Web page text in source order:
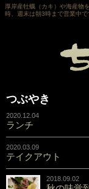
厚岸産牡蠣（カキ）や海産物
時、週末は朝3時まで営業中で
つぶやき
2020.12.04
ランチ
2020.03.09
テイクアウト
2018.09.02